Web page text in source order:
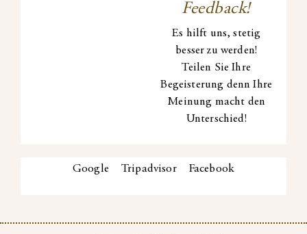
Feedback!
Es hilft uns, stetig
besser zu werden!
Teilen Sie Ihre
Begeisterung denn Ihre
Meinung macht den
Unterschied!
Google Tripadvisor Facebook